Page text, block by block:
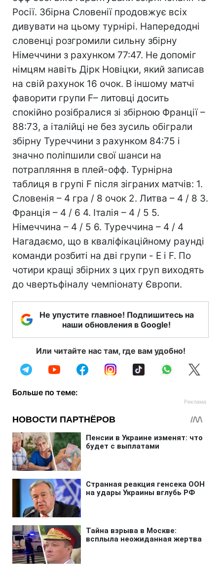
Росії. Збірна Словенії продовжує всіх
дивувати на цьому турнірі. Напередодні
словенці розгромили сильну збірну
Німеччини з рахунком 77:47. Не допоміг
німцям навіть Дірк Новіцки, який записав
на свій рахунок 16 очок. В іншому матчі
фаворити групи F– литовці досить
спокійно розібралися зі збірною Франції –
88:73, а італійці не без зусиль обіграли
збірну Туреччини з рахунком 84:75 і
значно поліпшили свої шанси на
потрапляння в плей-офф. Турнірна
таблиця в групі F після зіграних матчів: 1.
Словенія – 4 гра / 8 очок 2. Литва – 4 / 8 3.
Франція – 4 / 6 4. Італія – 4 / 5 5.
Німеччина – 4 / 5 6. Туреччина – 4 / 4
Нагадаємо, що в кваліфікаційному раунді
команди розбиті на дві групи - E і F. По
чотири кращі збірних з цих груп виходять
до чвертьфіналу чемпіонату Європи.
Не упустите главное! Подпишитесь на
наши обновления в Google!
Или читайте нас там, где вам удобно!
Больше по теме: